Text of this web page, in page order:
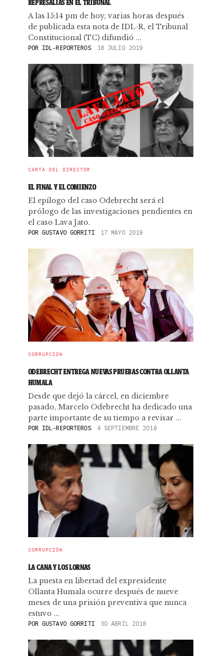
REPRESALIAS EN EL TRIBUNAL
A las 15:14 pm de hoy, varias horas después
de publicada esta nota de IDL-R, el Tribunal
Constitucional (TC) difundió ...
POR IDL-REPORTEROS 18 JULIO 2019
CARTA DEL DIRECTOR
EL FINAL Y EL COMIENZO
El epílogo del caso Odebrecht será el
prólogo de las investigaciones pendientes en
el caso Lava Jato.
POR GUSTAVO GORRITI 17 MAYO 2019
CORRUPCIÓN
ODEBRECHT ENTREGA NUEVAS PRUEBAS CONTRA OLLANTA
HUMALA
Desde que dejó la cárcel, en diciembre
pasado, Marcelo Odebrecht ha dedicado una
parte importante de su tiempo a revisar ...
POR IDL-REPORTEROS 4 SEPTIEMBRE 2018
CORRUPCIÓN
LA CANA Y LOS LORNAS
La puesta en libertad del expresidente
Ollanta Humala ocurre después de nueve
meses de una prisión preventiva que nunca
estuvo ...
POR GUSTAVO GORRITI 30 ABRIL 2018